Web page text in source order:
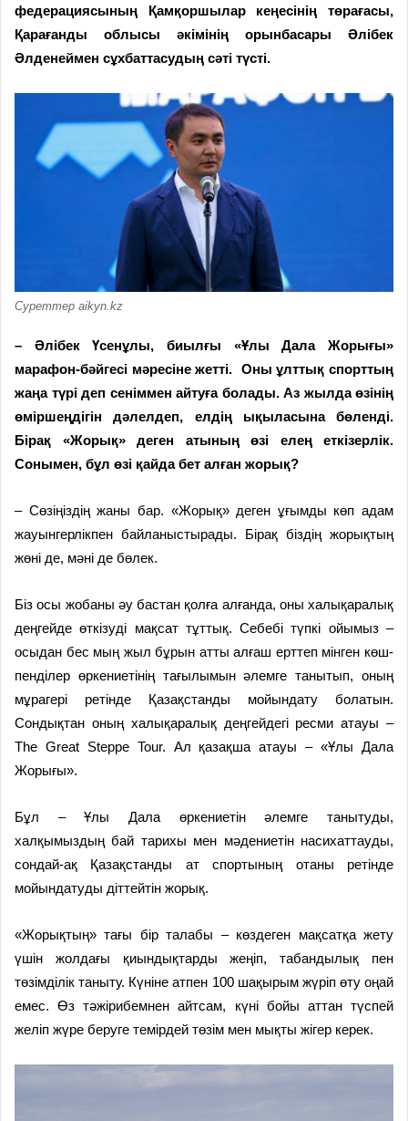
федерациясының Қамқоршылар кеңесінің төрағасы,
Қарағанды облысы әкімінің орынбасары Әлібек
Әлденеймен сұхбаттасудың сәті түсті.
Суреттер aikyn.kz
– Әлібек Үсенұлы, биылғы «Ұлы Дала Жорығы»
марафон-бәйгесі мәресіне жетті. Оны ұлттық спорт­тың
жаңа түрі деп сеніммен айтуға болады. Аз жылда өзінің
өміршең­дігін дәлелдеп, елдің ықыласына бөленді.
Бірақ «Жорық» деген атын­ың өзі елең еткізерлік.
Сонымен, бұл өзі қайда бет алған жорық?
– Сөзіңіздің жаны бар. «Жо­р­ық» деген ұғымды көп адам
жауын­гер­лікпен байланыстырады. Бірақ біздің жорықтың
жөні де, мәні де бөлек.
Біз осы жобаны әу бастан қолға алғанда, оны халықаралық
деңгей­де өткізуді мақсат тұттық. Себебі түпкі ойымыз –
осыдан бес мың жыл бұ­рын атты алғаш ерттеп мін­ген көш­
пен­ділер өркениетінің та­ғыл­ымын әлемге танытып, оның
мұрагері ретінде Қазақстанды мой­ын­дату болатын.
Сондықтан оның халық­ара­лық деңгейдегі ресми атауы –
The Great Steppe Tour. Ал қазақша атауы – «Ұлы Дала
Жорығы».
Бұл – Ұлы Дала өркениетін әлемге танытуды,
халқымыздың бай тарихы мен мәдениетін на­сихаттауды,
сондай-ақ Қазақстан­ды ат спортының отаны ретінде
мойындатуды діттейтін жорық.
«Жорықтың» тағы бір талабы – көздеген мақсатқа жету
үшін жол­дағы қиындықтарды жеңіп, табан­дылық пен
төзімділік таныту. Күні­не атпен 100 шақырым жүріп өту оңай
емес. Өз тәжірибемнен айт­сам, күні бойы аттан түспей
желіп жүре беруге темірдей төзім мен мықты жігер керек.